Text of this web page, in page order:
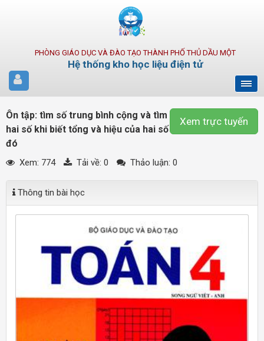
PHÒNG GIÁO DỤC VÀ ĐÀO TẠO THÀNH PHỐ THỦ DẦU MỘT
Hệ thống kho học liệu điện tử
Xem trực tuyến
Ôn tập: tìm số trung bình cộng và tìm
hai số khi biết tổng và hiệu của hai số
đó
Xem: 774 Tải về: 0 Thảo luận: 0
Thông tin bài học